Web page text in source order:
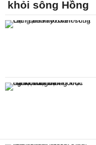
khỏi sông Hồng